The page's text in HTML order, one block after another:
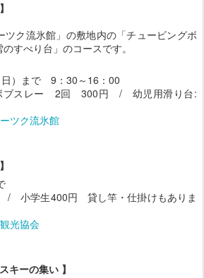
ツク流氷館」の敷地内の「チュービングボ
すべり台」のコースです。
）まで 9：30～16：00
ブスレー 2回 300円 / 幼児用滑り台:
ツク流氷館
/ 小学生400円 貸し竿・仕掛けもありま
光協会
キーの集い 】